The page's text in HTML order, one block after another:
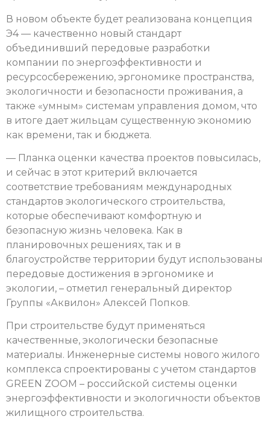
В новом объекте будет реализована концепция
Э4 — качественно новый стандарт
объединивший передовые разработки
компании по энергоэффективности и
ресурсосбережению, эргономике пространства,
экологичности и безопасности проживания, а
также «умным» системам управления домом, что
в итоге дает жильцам существенную экономию
как времени, так и бюджета.
— Планка оценки качества проектов повысилась,
и сейчас в этот критерий включается
соответствие требованиям международных
стандартов экологического строительства,
которые обеспечивают комфортную и
безопасную жизнь человека. Как в
планировочных решениях, так и в
благоустройстве территории будут использованы
передовые достижения в эргономике и
экологии, – отметил генеральный директор
Группы «Аквилон» Алексей Попков.
При строительстве будут применяться
качественные, экологически безопасные
материалы. Инженерные системы нового жилого
комплекса спроектированы с учетом стандартов
GREEN ZOOM – российской системы оценки
энергоэффективности и экологичности объектов
жилищного строительства.